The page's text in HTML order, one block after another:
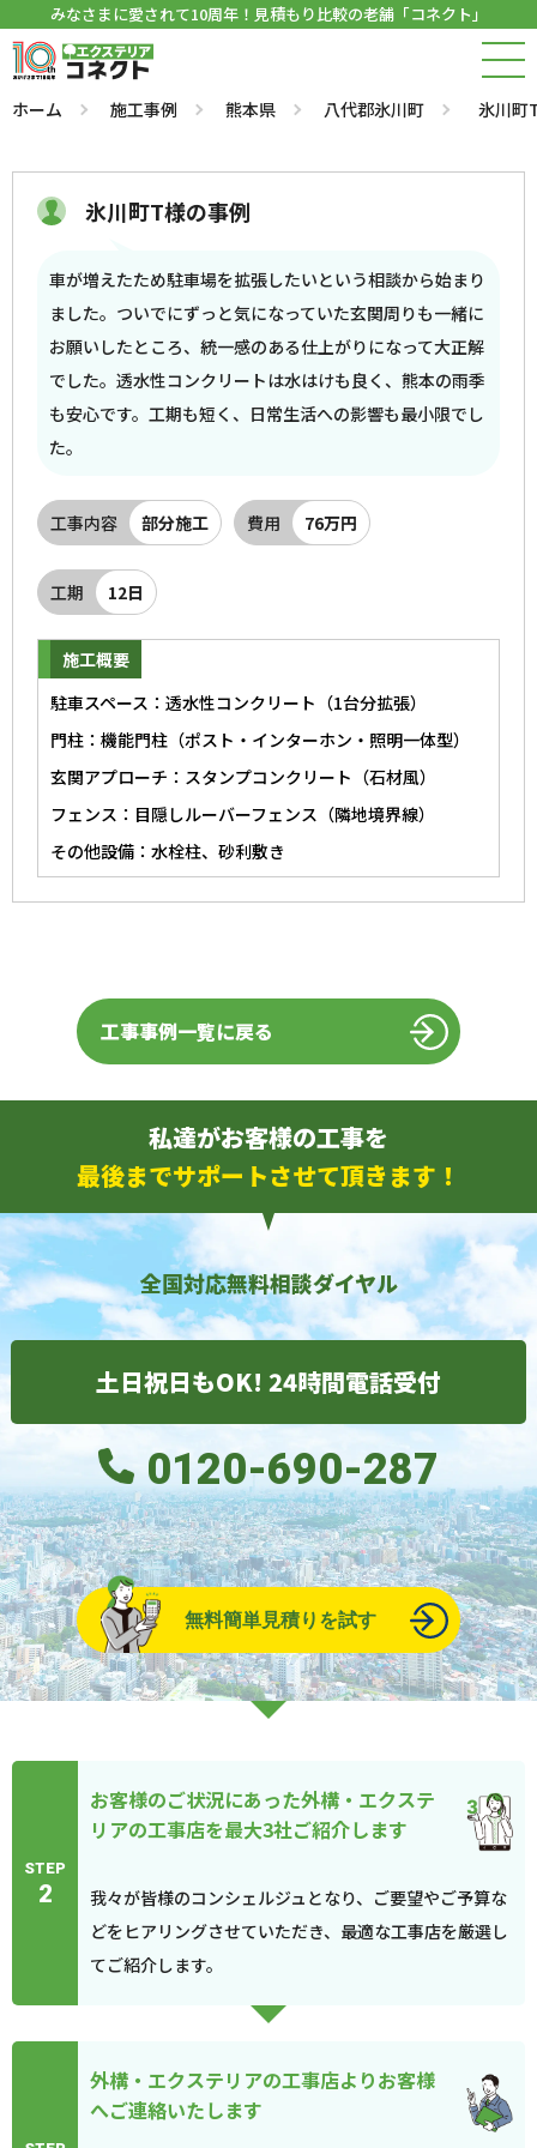
みなさまに愛されて10周年！見積もり比較の老舗「コネクト」
ホーム 施工事例 熊本県 八代郡氷川町 氷川町
氷川町T様の事例
車が増えたため駐車場を拡張したいという相談から始まり
ました。ついでにずっと気になっていた玄関周りも一緒に
お願いしたところ、統一感のある仕上がりになって大正解
でした。透水性コンクリートは水はけも良く、熊本の雨季
も安心です。工期も短く、日常生活への影響も最小限でし
た。
工事内容 部分施工 費用 76万円
工期 12日
施工概要
駐車スペース：透水性コンクリート（1台分拡張）
門柱：機能門柱（ポスト・インターホン・照明一体型）
玄関アプローチ：スタンプコンクリート（石材風）
フェンス：目隠しルーバーフェンス（隣地境界線）
その他設備：水栓柱、砂利敷き
工事事例一覧に戻る
私達がお客様の工事を
最後までサポートさせて頂きます！
全国対応無料相談ダイヤル
土日祝日もOK! 24時間電話受付
0120-690-287
無料簡単見積りを試す
STEP
2
お客様のご状況にあった外構・エクステ
リアの工事店を最大3社ご紹介します
我々が皆様のコンシェルジュとなり、ご要望やご予算な
どをヒアリングさせていただき、最適な工事店を厳選し
てご紹介します。
外構・エクステリアの工事店よりお客様
へご連絡いたします